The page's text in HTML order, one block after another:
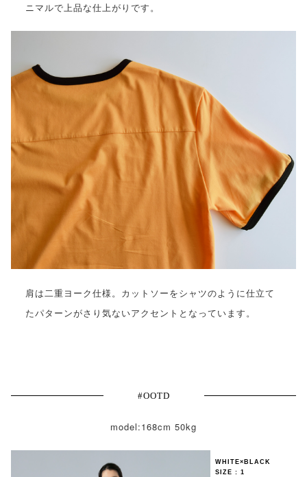
ニマルで上品な仕上がりです。
肩は二重ヨーク仕様。カットソーをシャツのように仕立て
たパターンがさり気ないアクセントとなっています。
#OOTD
model:168cm 50kg
WHITE×BLACK
SIZE : 1